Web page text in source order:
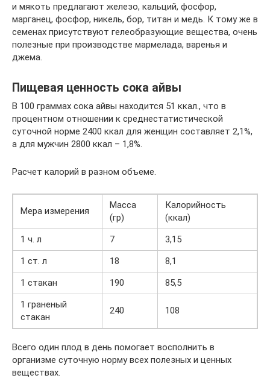
и мякоть предлагают железо, кальций, фосфор,
марганец, фосфор, никель, бор, титан и медь. К тому же в
семенах присутствуют гелеобразующие вещества, очень
полезные при производстве мармелада, варенья и
джема.
Пищевая ценность сока айвы
В 100 граммах сока айвы находится 51 ккал., что в
процентном отношении к среднестатистической
суточной норме 2400 ккал для женщин составляет 2,1%,
а для мужчин 2800 ккал – 1,8%.
Расчет калорий в разном объеме.
Мера измерения
Масса
(гр)
Калорийность
(ккал)
1 ч. л
7
3,15
1 ст. л
18
8,1
1 стакан
190
85,5
1 граненый
стакан
240 108
Всего один плод в день помогает восполнить в
организме суточную норму всех полезных и ценных
веществах.